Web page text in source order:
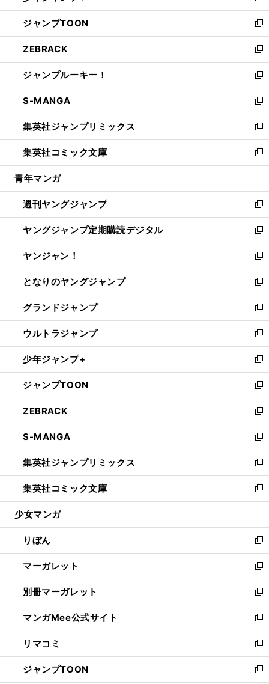
開
く
ウ
で
開
く
ン
ド
ウ
で
開
く
ウ
ィ
ン
ド
ウ
で
開
く
し
い
ウ
ィ
ン
ド
ウ
で
開
く
ジャンプTOON
新
し
い
ウ
ィ
ン
ド
ウ
で
開
く
ZEBRACK
新
し
い
ウ
ィ
ン
ド
ウ
で
開
ジャンプルーキー！
新
し
い
ウ
ィ
ン
ド
ウ
開
く
S-MANGA
新
し
い
ウ
ィ
ン
ウ
で
開
く
集英社ジャンプリミックス
新
し
い
ウ
ン
ド
ウ
で
開
く
集英社コミック文庫
新
し
ウ
ィ
ン
ド
ウ
で
開
く
青年マンガ
週刊ヤングジャンプ
新
し
い
ウ
ィ
ン
ド
ウ
で
開
く
ヤングジャンプ定期購読デジタル
新
し
い
ウ
ィ
ン
ド
ウ
で
開
く
ヤンジャン！
新
し
い
ウ
ィ
ン
ド
ウ
で
開
く
となりのヤングジャンプ
新
し
い
ウ
ィ
ン
ド
ウ
で
開
く
グランドジャンプ
新
し
い
ウ
ィ
ン
ド
ウ
で
開
く
ウルトラジャンプ
新
し
い
ウ
ィ
ン
ド
ウ
で
開
く
少年ジャンプ+
新
し
い
ウ
ィ
ン
ド
ウ
で
開
く
ジャンプTOON
新
し
い
ウ
ィ
ン
ド
ウ
で
開
ZEBRACK
新
し
い
ウ
ィ
ン
ド
ウ
開
く
S-MANGA
新
し
い
ウ
ィ
ン
ウ
で
開
く
集英社ジャンプリミックス
新
し
い
ウ
ン
ド
ウ
で
開
く
集英社コミック文庫
新
し
ウ
ィ
ン
ド
ウ
で
開
く
少女マンガ
りぼん
新
し
い
ウ
ィ
ン
ド
ウ
で
開
く
マーガレット
新
し
い
ウ
ィ
ン
ド
ウ
で
別冊マーガレット
新
し
い
ウ
ィ
ン
ド
マンガMee公式サイト
新
し
い
ウ
ィ
リマコミ
新
し
い
ジャンプTOON
新